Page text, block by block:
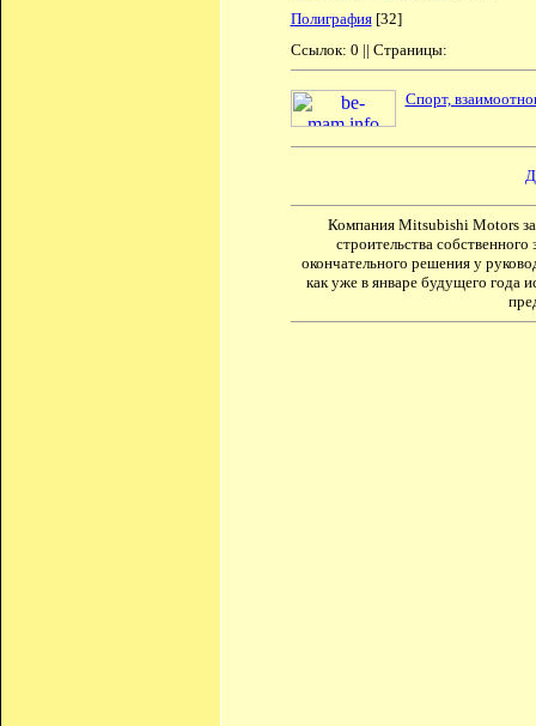
Полиграфия[32]
Ссылок: 0 || Страницы:
Спорт,
Компания Mitsubishi Motors
строительства
окончательного решения у
как уже в январе будущего года